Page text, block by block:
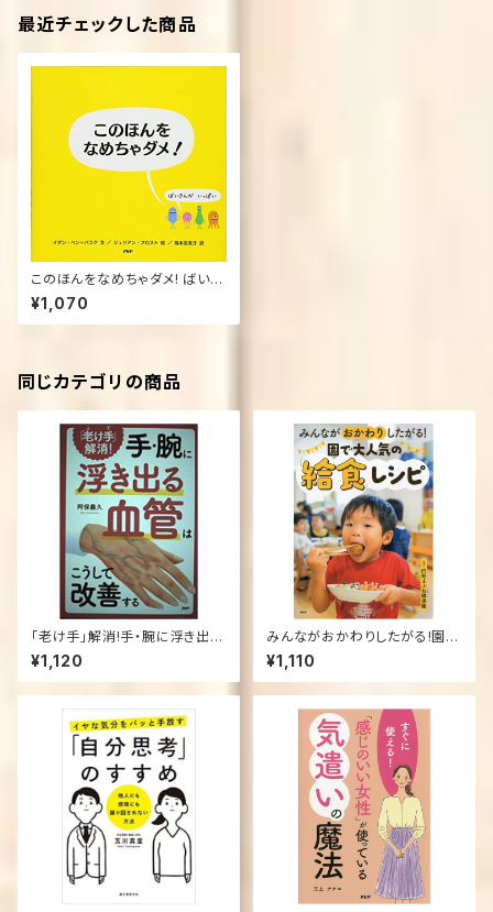
最近チェックした商品
このほんをなめちゃダメ! ばいき
んがいっぱい
¥1,070
同じカテゴリの商品
「老け手」解消!手・腕に浮き出る
血管はこうして改善する 単行本
¥1,120
みんながおかわりしたがる!園で
大人気の「給食」レシピ
¥1,110